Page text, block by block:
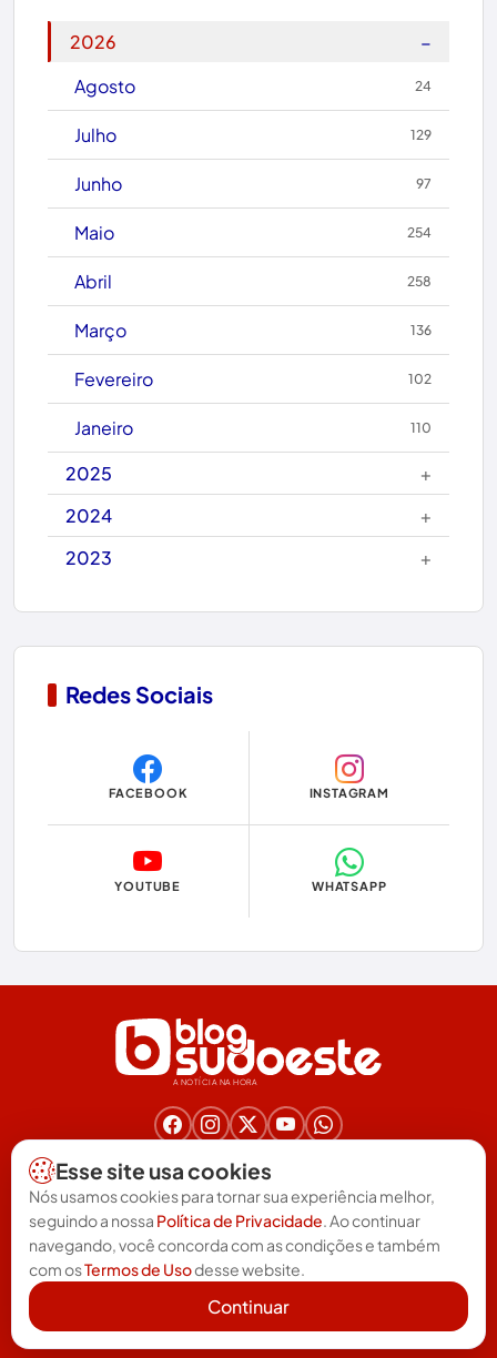
Carinhanha
Caturama
Chapada Diamantina
Condeúba
Copa do Mundo 2026
Dom Basílio
Economia
Educação
Eleições 2024
Encruzilhada
Érico Cardoso
Esportes
Feira da Mata
2026
−
Agosto
24
Julho 129
Junho 97
Maio 254
Abril 258
Março 136
Fevereiro 102
Janeiro 110
2025
+
2024
+
2023
+
Redes Sociais
FACEBOOK INSTAGRAM
YOUTUBE WHATSAPP
A NOTÍCIA NA HORA
(77) 3025-6571
redacao@blogsudoeste.com.br
Política de Privacidade| Termos de uso
Esse site usa cookies
Nós usamos cookies para tornar sua experiência melhor,
seguindo a nossa Política de Privacidade. Ao continuar
navegando, você concorda com as condições e também
com osTermos de Usodesse website.
Continuar